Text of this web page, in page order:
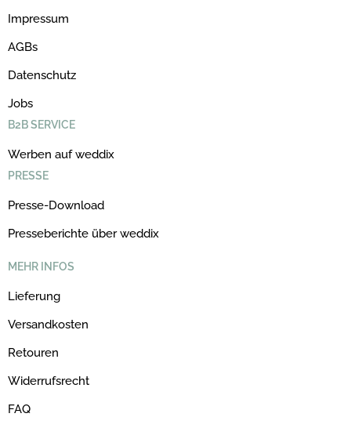
Impressum
AGBs
Datenschutz
Jobs
B2B SERVICE
Werben auf weddix
PRESSE
Presse-Download
Presseberichte über weddix
MEHR INFOS
Lieferung
Versandkosten
Retouren
Widerrufsrecht
FAQ